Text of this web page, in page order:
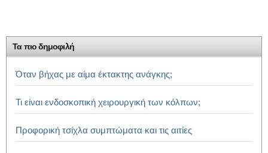
Τα πιο δημοφιλή
Όταν βήχας με αίμα έκτακτης ανάγκης;
Τι είναι ενδοσκοπική χειρουργική των κόλπων;
Προφορική τσίχλα συμπτώματα και τις αιτίες